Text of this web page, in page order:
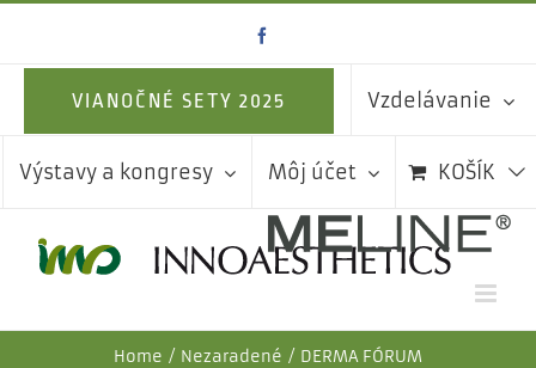
contentVIANOČNÉ SETY 2025 Vzdelávanie
Výstavy a kongresy Môj účet KOŠÍK
Home Nezaradené DERMA FÓRUM